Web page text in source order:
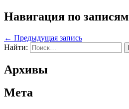
Навигация по записям
← Предыдущая запись
Найти:
Архивы
Мета